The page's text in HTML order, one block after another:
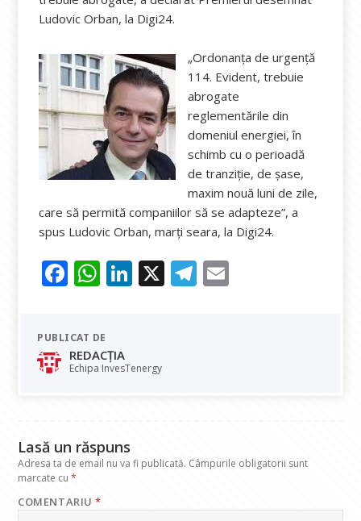
Ludovic Orban, la Digi24.
„Ordonanța de urgență
114. Evident, trebuie
abrogate
reglementările din
domeniul energiei, în
schimb cu o perioadă
de tranziție, de șase,
maxim nouă luni de zile,
care să permită companiilor să se adapteze”, a
spus Ludovic Orban, marți seara, la Digi24.
F
e
b
o
W
at
s
A
Li
dI
X T
PUBLICAT DE
REDACȚIA
Echipa InvesTenergy
Lasă un răspuns
Adresa ta de email nu va fi publicată. Câmpurile obligatorii sunt
marcate cu*
COMENTARIU*